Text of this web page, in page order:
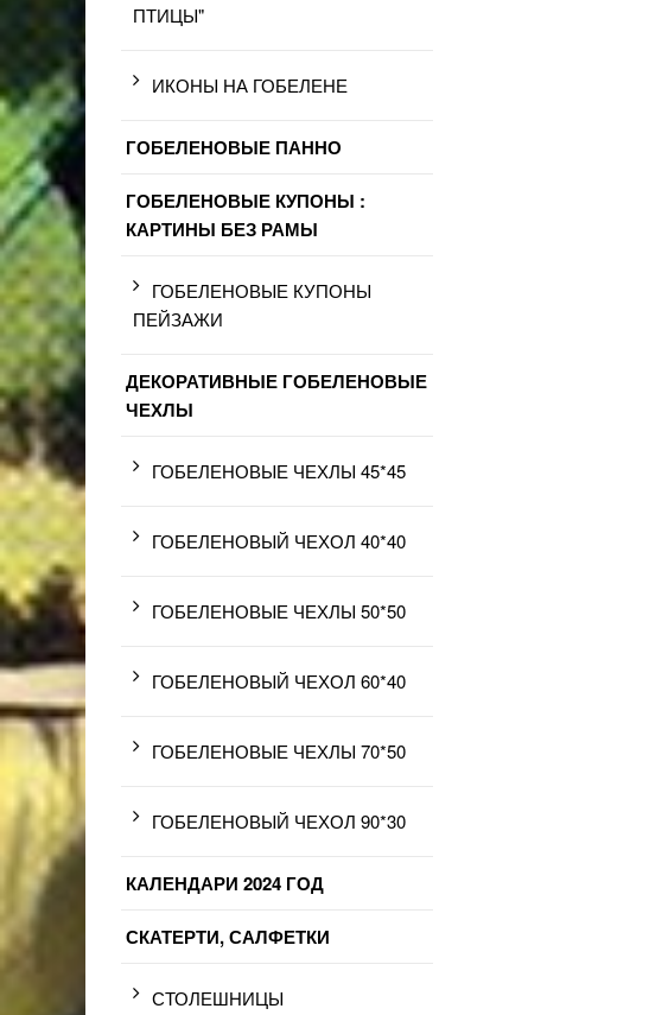
ПТИЦЫ"
ИКОНЫ НА ГОБЕЛЕНЕ
ГОБЕЛЕНОВЫЕ ПАННО
ГОБЕЛЕНОВЫЕ КУПОНЫ :
КАРТИНЫ БЕЗ РАМЫ
ГОБЕЛЕНОВЫЕ КУПОНЫ
ПЕЙЗАЖИ
ДЕКОРАТИВНЫЕ ГОБЕЛЕНОВЫЕ
ЧЕХЛЫ
ГОБЕЛЕНОВЫЕ ЧЕХЛЫ 45*45
ГОБЕЛЕНОВЫЙ ЧЕХОЛ 40*40
ГОБЕЛЕНОВЫЕ ЧЕХЛЫ 50*50
ГОБЕЛЕНОВЫЙ ЧЕХОЛ 60*40
ГОБЕЛЕНОВЫЕ ЧЕХЛЫ 70*50
ГОБЕЛЕНОВЫЙ ЧЕХОЛ 90*30
КАЛЕНДАРИ 2024 ГОД
СКАТЕРТИ, САЛФЕТКИ
СТОЛЕШНИЦЫ